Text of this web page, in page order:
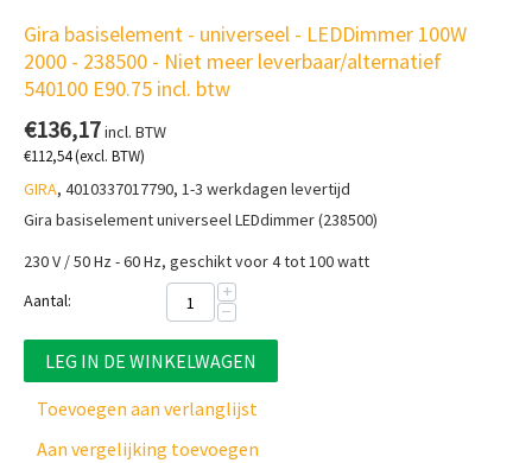
Gira basiselement - universeel - LEDDimmer 100W
2000 - 238500 - Niet meer leverbaar/alternatief
540100 E90.75 incl. btw
€136,17incl. BTW
€112,54(excl. BTW)
GIRA, 4010337017790, 1-3 werkdagen levertijd
Gira basiselement universeel LEDdimmer (238500)
230 V / 50 Hz - 60 Hz, geschikt voor 4 tot 100 watt
Aantal:
+
−
LEG IN DE WINKELWAGEN
Toevoegen aan verlanglijst
Aan vergelijking toevoegen